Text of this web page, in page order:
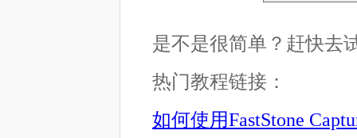
是不是很简单？赶快去
热门教程链接：
如何使用FastStone